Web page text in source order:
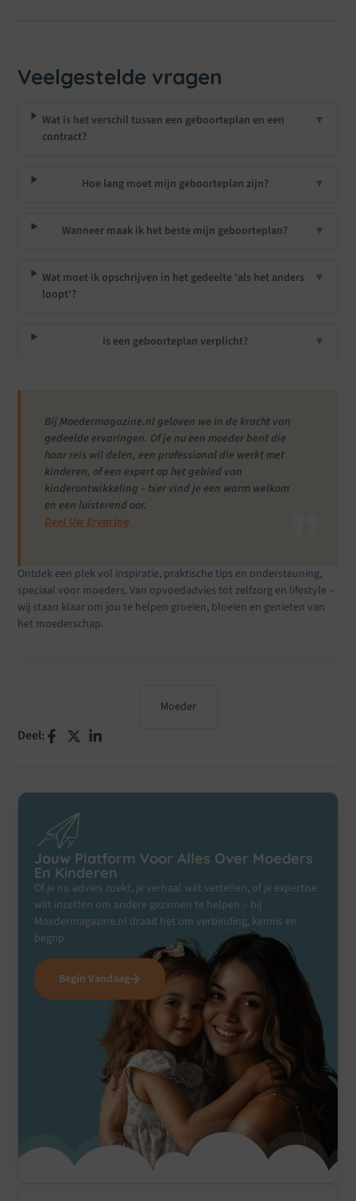
Veelgestelde vragen
Wat is het verschil tussen een geboorteplan en een
contract?
▼
Hoe lang moet mijn geboorteplan zijn? ▼
Wanneer maak ik het beste mijn geboorteplan? ▼
Wat moet ik opschrijven in het gedeelte 'als het anders
loopt'?
▼
Is een geboorteplan verplicht? ▼
Bij Moedermagazine.nl geloven we in de kracht van
gedeelde ervaringen. Of je nu een moeder bent die
haar reis wil delen, een professional die werkt met
kinderen, of een expert op het gebied van
kinderontwikkeling – hier vind je een warm welkom
en een luisterend oor.
Deel Uw Ervaring
Ontdek een plek vol inspiratie, praktische tips en ondersteuning,
speciaal voor moeders. Van opvoedadvies tot zelfzorg en lifestyle –
wij staan klaar om jou te helpen groeien, bloeien en genieten van
het moederschap.
Moeder
Deel:
Jouw Platform Voor Alles Over Moeders
En Kinderen
Of je nu advies zoekt, je verhaal wilt vertellen, of je expertise
wilt inzetten om andere gezinnen te helpen – bij
Moedermagazine.nl draait het om verbinding, kennis en
begrip.
Begin Vandaag